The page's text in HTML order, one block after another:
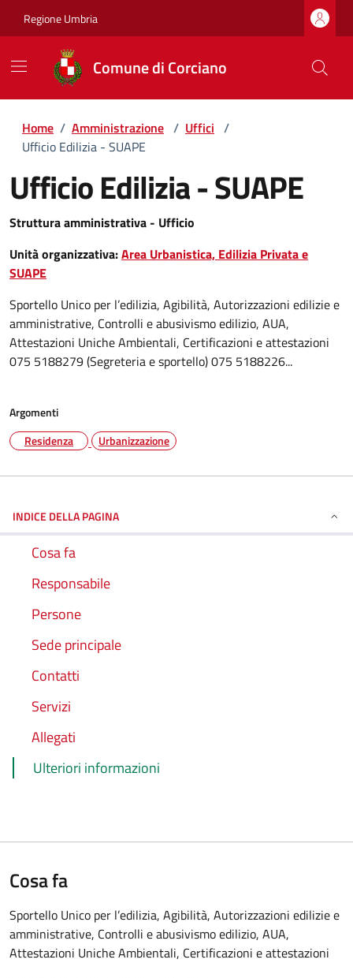
Regione Umbria
Comune di Corciano
Home / Amministrazione / Uffici /
Ufficio Edilizia - SUAPE
Ufficio Edilizia - SUAPE
Struttura amministrativa - Ufficio
Unità organizzativa:Area Urbanistica, Edilizia Privata e
SUAPE
Sportello Unico per l’edilizia, Agibilità, Autorizzazioni edilizie e
amministrative, Controlli e abusivismo edilizio, AUA,
Attestazioni Uniche Ambientali, Certificazioni e attestazioni
075 5188279 (Segreteria e sportello) 075 5188226...
Argomenti
Residenza
Urbanizzazione
INDICE DELLA PAGINA
Cosa fa
Responsabile
Persone
Sede principale
Contatti
Servizi
Allegati
Ulteriori informazioni
Cosa fa
Sportello Unico per l’edilizia, Agibilità, Autorizzazioni edilizie e
amministrative, Controlli e abusivismo edilizio, AUA,
Attestazioni Uniche Ambientali, Certificazioni e attestazioni